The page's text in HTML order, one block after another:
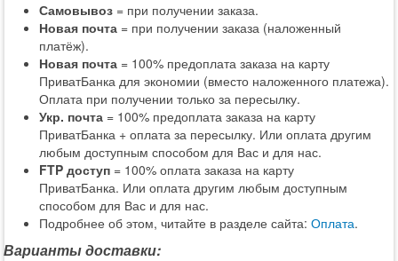
Самовывоз = при получении заказа.
Новая почта = при получении заказа (наложенный
платёж).
Новая почта = 100% предоплата заказа на карту
ПриватБанка для экономии (вместо наложенного платежа).
Оплата при получении только за пересылку.
Укр. почта = 100% предоплата заказа на карту
ПриватБанка + оплата за пересылку. Или оплата другим
любым доступным способом для Вас и для нас.
FTP доступ = 100% оплата заказа на карту
ПриватБанка. Или оплата другим любым доступным
способом для Вас и для нас.
Подробнее об этом, читайте в разделе сайта: Оплата.
Варианты доставки: